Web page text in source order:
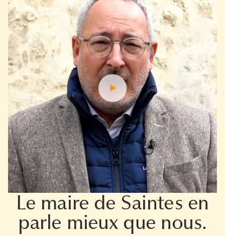
Le maire de Saintes en
parle mieux que nous.